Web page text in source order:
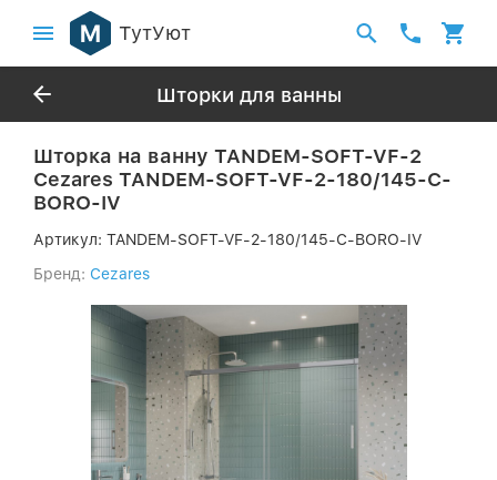
ТутУют
Шторки для ванны
Шторка на ванну TANDEM-SOFT-VF-2
Cezares TANDEM-SOFT-VF-2-180/145-C-
BORO-IV
Артикул: TANDEM-SOFT-VF-2-180/145-C-BORO-IV
Бренд: Cezares